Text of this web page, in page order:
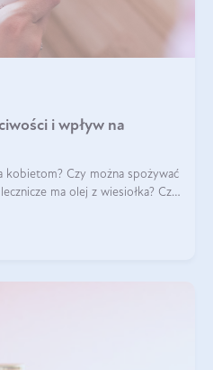
i wpływ na
kobietom? Czy można spożywać
ma olej z wiesiołka? Czy